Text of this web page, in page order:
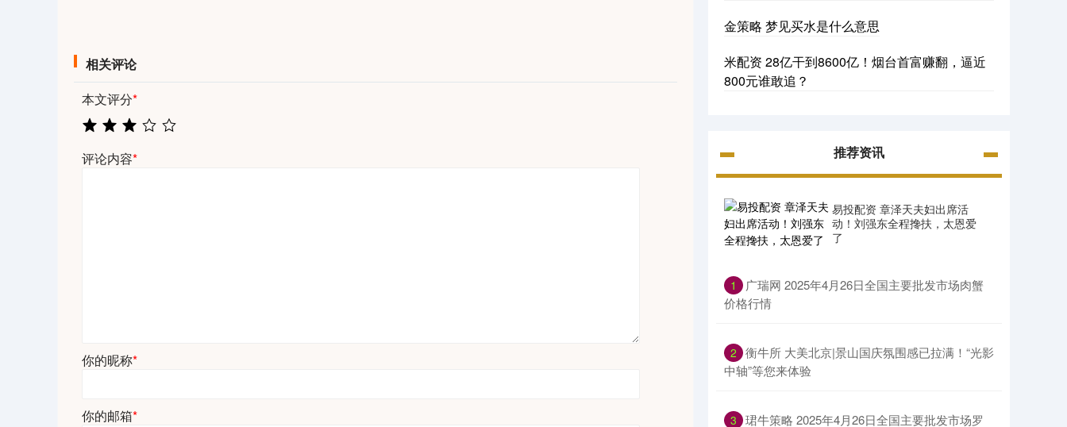
相关评论
本文评分*
评论内容*
你的昵称*
你的邮箱*
金策略 梦见买水是什么意思
米配资 28亿干到8600亿！烟台首富赚翻，逼近
800元谁敢追？
推荐资讯
易投配资 章泽天夫妇出席活
动！刘强东全程搀扶，太恩爱
了
1
​广瑞网 2025年4月26日全国主要批发市场肉蟹
价格行情
2 ​衡牛所 大美北京|景山国庆氛围感已拉满！“光影
中轴”等您来体验
3 ​珺牛策略 2025年4月26日全国主要批发市场罗